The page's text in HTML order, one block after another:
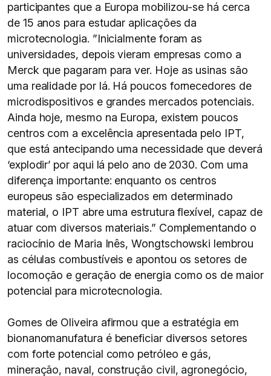
participantes que a Europa mobilizou-se há cerca
de 15 anos para estudar aplicações da
microtecnologia. ”Inicialmente foram as
universidades, depois vieram empresas como a
Merck que pagaram para ver. Hoje as usinas são
uma realidade por lá. Há poucos fornecedores de
microdispositivos e grandes mercados potenciais.
Ainda hoje, mesmo na Europa, existem poucos
centros com a excelência apresentada pelo IPT,
que está antecipando uma necessidade que deverá
‘explodir’ por aqui lá pelo ano de 2030. Com uma
diferença importante: enquanto os centros
europeus são especializados em determinado
material, o IPT abre uma estrutura flexível, capaz de
atuar com diversos materiais.” Complementando o
raciocínio de Maria Inês, Wongtschowski lembrou
as células combustíveis e apontou os setores de
locomoção e geração de energia como os de maior
potencial para microtecnologia.
Gomes de Oliveira afirmou que a estratégia em
bionanomanufatura é beneficiar diversos setores
com forte potencial como petróleo e gás,
mineração, naval, construção civil, agronegócio,